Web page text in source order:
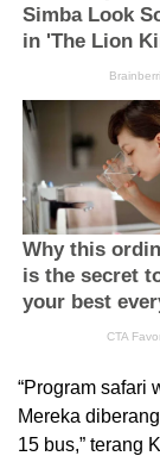
“Program safari
Mereka
15 bus,” terang